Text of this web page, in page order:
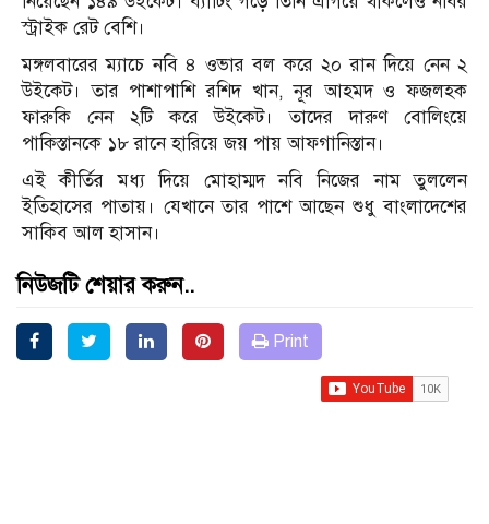
স্ট্রাইক রেট বেশি।
মঙ্গলবারের ম্যাচে নবি ৪ ওভার বল করে ২০ রান দিয়ে নেন ২
উইকেট। তার পাশাপাশি রশিদ খান, নূর আহমদ ও ফজলহক
ফারুকি নেন ২টি করে উইকেট। তাদের দারুণ বোলিংয়ে
পাকিস্তানকে ১৮ রানে হারিয়ে জয় পায় আফগানিস্তান।
এই কীর্তির মধ্য দিয়ে মোহাম্মদ নবি নিজের নাম তুললেন
ইতিহাসের পাতায়। যেখানে তার পাশে আছেন শুধু বাংলাদেশের
সাকিব আল হাসান।
নিউজটি শেয়ার করুন..
Print